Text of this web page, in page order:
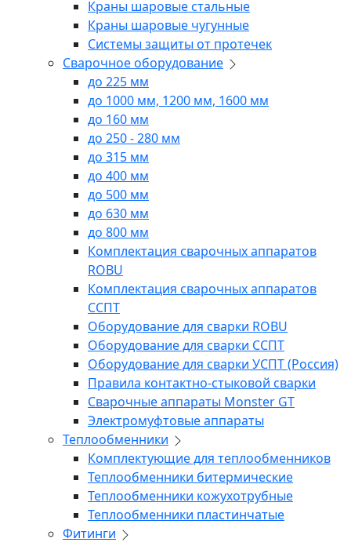
Краны шаровые стальные
Краны шаровые чугунные
Системы защиты от протечек
Сварочное оборудование
до 225 мм
до 1000 мм, 1200 мм, 1600 мм
до 160 мм
до 250 - 280 мм
до 315 мм
до 400 мм
до 500 мм
до 630 мм
до 800 мм
Комплектация сварочных аппаратов
ROBU
Комплектация сварочных аппаратов
ССПТ
Оборудование для сварки ROBU
Оборудование для сварки ССПТ
Оборудование для сварки УСПТ (Россия)
Правила контактно-стыковой сварки
Сварочные аппараты Monster GT
Электромуфтовые аппараты
Теплообменники
Комплектующие для теплообменников
Теплообменники битермические
Теплообменники кожухотрубные
Теплообменники пластинчатые
Фитинги